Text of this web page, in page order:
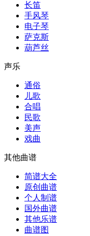
长笛
手风琴
电子琴
萨克斯
葫芦丝
声乐
通俗
儿歌
合唱
民歌
美声
戏曲
其他曲谱
简谱大全
原创曲谱
个人制谱
国外曲谱
其他乐谱
曲谱图